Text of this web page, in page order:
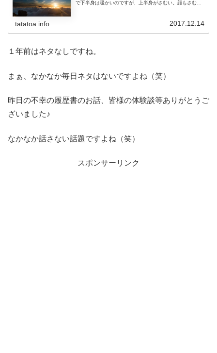
で下半身は暖かいのですが、上半身がさむい。顔もさむ
tatatoa.info 2017.12.14
１年前はネタなしですね。
まぁ、なかなか毎日ネタはないですよね（笑）
昨日の不幸の履歴書のお話、皆様の体験談等ありがとうご
ざいました♪
なかなか話さない話題ですよね（笑）
スポンサーリンク